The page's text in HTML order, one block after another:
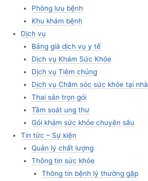
Phòng lưu bệnh
Khu khám bệnh
Dịch vụ
Bảng giá dịch vụ y tế
Dịch vụ Khám Sức Khỏe
Dịch vụ Tiêm chủng
Dịch vụ Chăm sóc sức khỏe tại nhà
Thai sản trọn gói
Tầm soát ung thư
Gói khám sức khỏe chuyên sâu
Tin tức – Sự kiện
Quản lý chất lượng
Thông tin sức khỏe
Thông tin bệnh lý thường gặp